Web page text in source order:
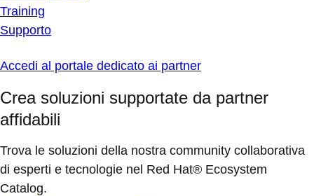
Training
Supporto
Accedi al portale dedicato ai partner
Crea soluzioni supportate da partner
affidabili
Trova le soluzioni della nostra community collaborativa
di esperti e tecnologie nel Red Hat® Ecosystem
Catalog.